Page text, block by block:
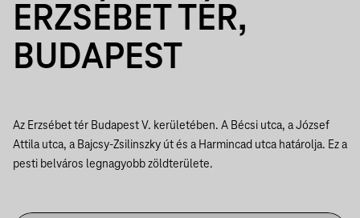
ERZSÉBET TÉR,
BUDAPEST
Az Erzsébet tér Budapest V. kerületében. A Bécsi utca, a József
Attila utca, a Bajcsy-Zsilinszky út és a Harmincad utca határolja. Ez a
pesti belváros legnagyobb zöldterülete.